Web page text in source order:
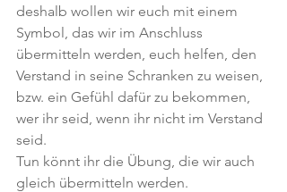
deshalb wollen wir euch mit einem
Symbol, das wir im Anschluss
übermitteln werden, euch helfen, den
Verstand in seine Schranken zu weisen,
bzw. ein Gefühl dafür zu bekommen,
wer ihr seid, wenn ihr nicht im Verstand
seid.
Tun könnt ihr die Übung, die wir auch
gleich übermitteln werden.